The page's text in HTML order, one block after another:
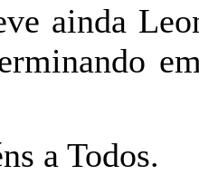
ainda
a Todos.